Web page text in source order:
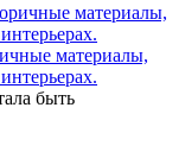
материалы,
быть